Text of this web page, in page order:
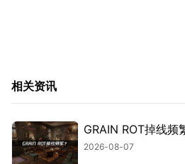
相关资讯
GRAIN ROT掉线频
2026-08-07